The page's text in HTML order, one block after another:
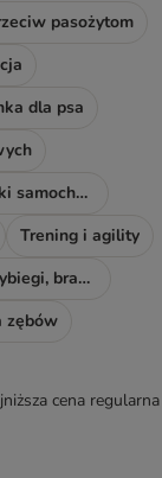
pasożytom
dla psa
Transportery i klatki samochodowe
Trening i agility
Klatki domowe, wybiegi, bramki i rampy
zębów
cena regularna